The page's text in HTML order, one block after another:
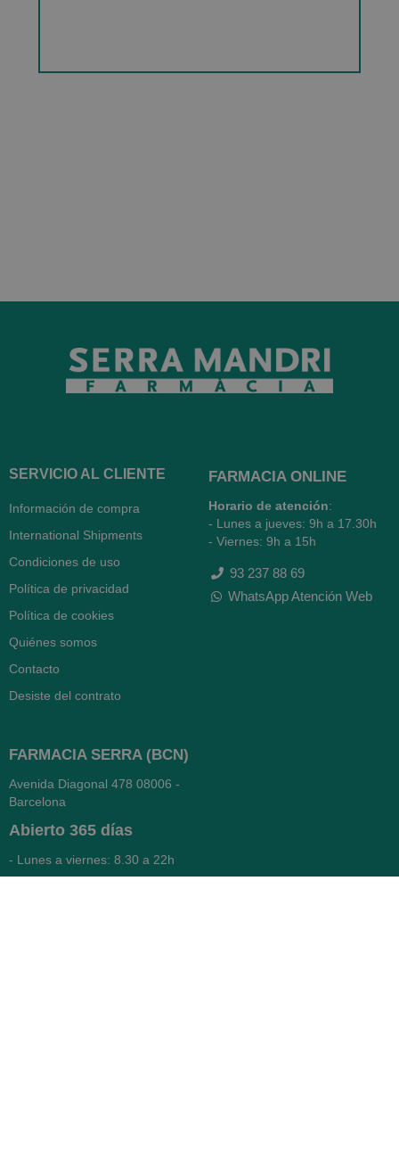
SERVICIO AL CLIENTE
Información de compra
International Shipments
Condiciones de uso
Política de privacidad
Política de cookies
Quiénes somos
Contacto
Desiste del contrato
FARMACIA ONLINE
Horario de atención:
- Lunes a jueves: 9h a 17.30h
- Viernes: 9h a 15h
93 237 88 69
WhatsApp Atención Web
FARMACIA SERRA (BCN)
Avenida Diagonal 478 08006 -
Barcelona
Abierto 365 días
- Lunes a viernes: 8.30 a 22h